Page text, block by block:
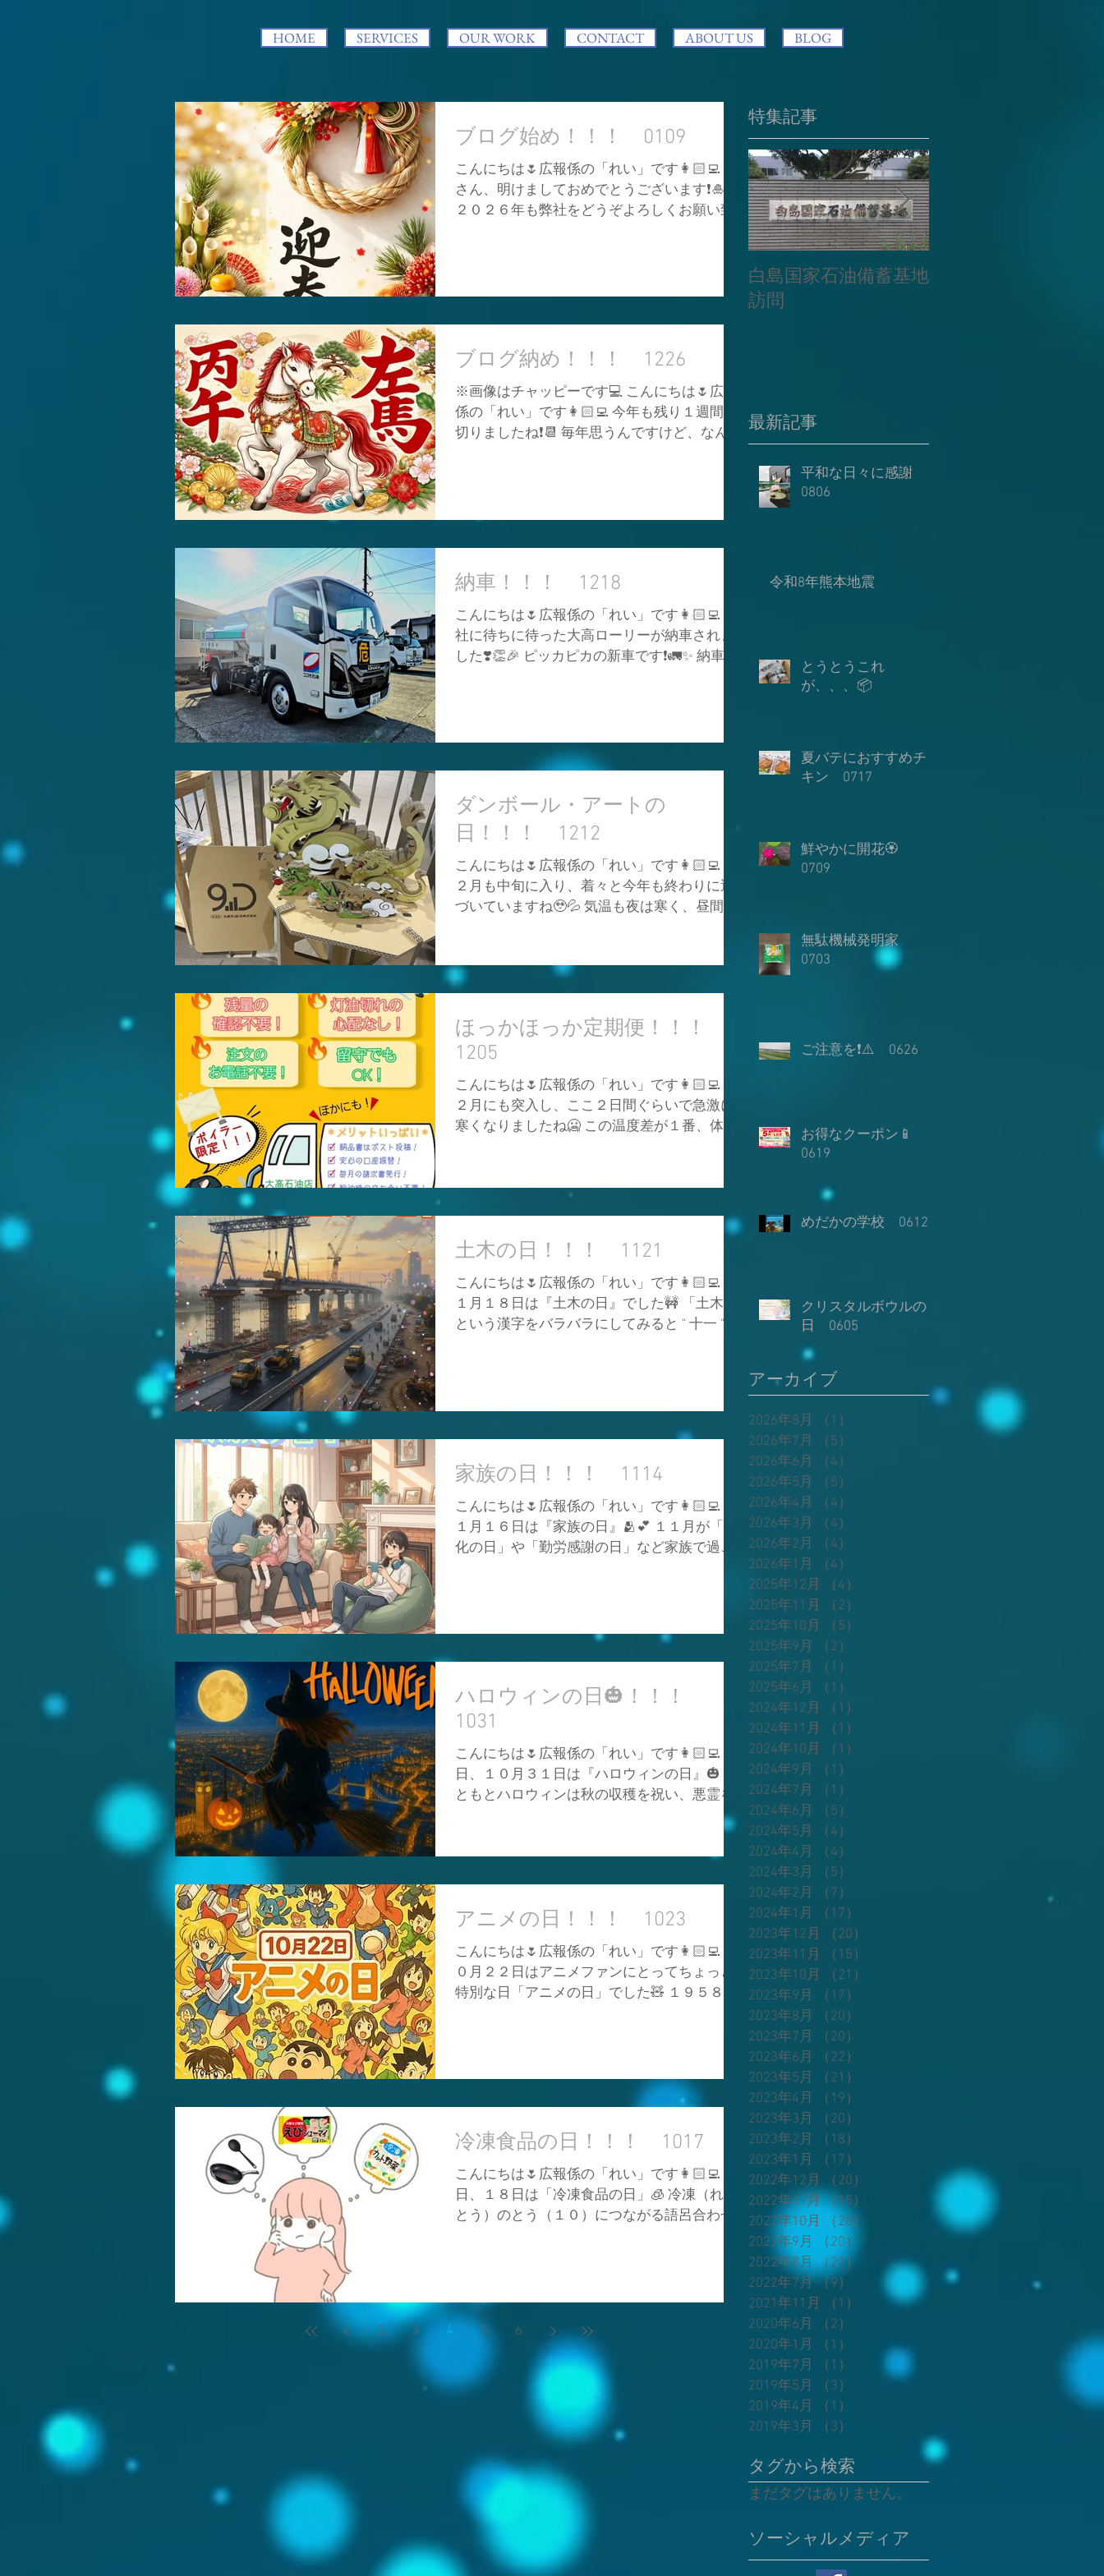
HOME SERVICES OUR WORK CONTACT ABOUT US BLOG
ブログ始め！！！ 0109
こんにちは🌷広報係の「れい」です👩🏻‍💻 皆
さん、明けましておめでとうございます❗🎍✨
２０２６年も弊社をどうぞよろしくお願い致
しくブログを更新していきます🥰🌐✨ 基本、週
ましたか❓👀💭 ワタシは美味しいものをいっ
い「カニ」を思う存分食べて楽しみました🦀
💗 年末が近づいてくると「カニ食べたい！カ
ニ食べたい！」と連呼するぐらい大好きなん
で仕事始めは出来ましたでしょうか❓🫣✨ やは
ので、自分の身体に「ありがとう」を伝えて
ブログ納め！！！ 1226
※画像はチャッピーです💻 こんにちは🌷広報
係の「れい」です👩🏻‍💻 今年も残り１週間を
切りましたね❗📆 毎年思うんですけど、なんで
いってるんだな～と思いながら、一日一日を
ださいね🥰💗 嫌なことがあったとしてもポジ
すが、ただの午年ではないんです🫢🐎 十干
（じっかん）の「丙（ひのえ）」と十二支
（じゅうにし）の「午」が組み合わさった
れていき、プラスの意味に変わってきていま
す❗👏 丙（ひのえ）は「火の力」を表してお
勢いが高まり、太陽のようにエネルギーが満
ち溢れる年になると言われるようになりまし
た❗🐎🔥...
納車！！！ 1218
こんにちは🌷広報係の「れい」です👩🏻‍💻 弊
社に待ちに待った大高ローリーが納車されま
した❣️👏🎉 ピッカピカの新車です❗🚛✨ 納車ま
くなったのでかっこよさが増し増しです❗😍✨
人間で言うと「細マッチョ」ですね🤭💪
（笑） ↑この情報いらないですね（笑） この
大高ローリーを「細マッチョ号」と名付ける
ことにしました🤭💗 現在、繁忙期真っ只中な
のでこの「新車大高ローリー（細マッチョ
号）」でじゃんじゃん燃料配達行ってもらお
うと思います❗🚛🔥 きっと大活躍間違いなしで
務を全うしたいと思います😤✨ たくさんの配
達依頼お待ちしております❗🥰💗 配達の際に細
『月曜日～土曜日』・・・江の浦SS：１９時
まで、大牟田ルート１３SS：１９時３０
ダンボール・アートの
日！！！ 1212
こんにちは🌷広報係の「れい」です👩🏻‍💻 １
２月も中旬に入り、着々と今年も終わりに近
づいていますね🥹💦 気温も夜は寒く、昼間は
さて、本日１２月１２日は『ダンボール・ア
ートの日』です📦✨ 一般的には梱包材として
ボールがアートに変身する時代❗✨ 手に取りや
すく、加工しやすい素材として幅広いクリエ
ート素材”と言われています👦🏻👧🏻 ハサミや
カッター、ペンや絵の具さえあれば立体作品
まで作れるんです❗✂️ ダンボールで本格的なも
５月に九州新幹線の筑後船小屋駅の改札口に
九州ダンボール株式会社さんが作られた、ダ
ンボールアート「龍のオブジェ」が飾られて
いました🐉✨ 思わず写真をパシャリ❗📸✨ ダン
ボールとは思えない迫力ですよね❗✨ 現在も飾
られているかどうか分かりませんが、筑後船
小屋駅に
ほっかほっか定期便！！！
1205
こんにちは🌷広報係の「れい」です👩🏻‍💻 １
２月にも突入し、ここ２日間ぐらいで急激に
寒くなりましたね🥶 この温度差が１番、体調
で、加湿も忘れずに⚠️💧 ワタシは夜寝るとき
（笑） 首を温めると身体全体が冷えにくいそ
うです🫢✨ ↑ワタシの母情報です（笑） 間違
っていたらすみません🥲💦 さて、寒くなって
きたということは弊社の灯油定期配達サービ
ス『 ほっかほっか定期便 』が皆様のお役に立
てる時期ですね❗🚛🔥 このサービスは当社スタ
消されます🥰❣️ さらに！残量を確認する必要
がないので、大きな手間が省けるんです❗🤗 ほ
書発行 🔴安心の口座振替 🔴給油後に配達伝票
をポスト投函 🔴給油なしの場合は残量をポス
ト投函...
土木の日！！！ 1121
こんにちは🌷広報係の「れい」です👩🏻‍💻 １
１月１８日は『土木の日』でした🚧 「土木」
という漢字をバラバラにしてみると " 十一 " と
がないように思えますが、実はワタシたちに
とってすごく関わりのある言葉なんです🧐✨
や河川の安全対策、もちろんワタシたちが住
ているんです❗🚧 土木の現場で働いている方々
はどんな天気の日でも、どんな状況でも街の
安全と便利な暮らしが出来るように力を注い
がたくさんあります🤭✨ この記念日をきっか
んどが工事現場なので、土木関係の方々のお
かげです❗🚛🔥 感謝を忘れず、これからも燃
家族の日！！！ 1114
こんにちは🌷広報係の「れい」です👩🏻‍💻 １
１月１６日は『家族の日』🫂💕 １１月が「文
化の日」や「勤労感謝の日」など家族で過ご
れています🥰 前後２週間は「家族の週間」と
していますか❓ 忙しい毎日の中でつい後回し
になっていませんか❓💦 「おはよう」や「お
かえり」、「ありがとう」などの何気ない会
話、一緒にご飯を食べたり、そういう時間が
１番大切な瞬間ですよね😌💭💗 家族と離れて
暮らしている方はこの記念日をきっかけに、
いつも伝えられていない感謝の気持ちや「元
気にしてる？」などの連絡をしてみても良い
かもしれません🥰 気持ちは必ず届くと思いま
れるときにちゃんと伝えて、会話や食事など
は家族大好き人間なので
ハロウィンの日🎃！！！
1031
こんにちは🌷広報係の「れい」です👩🏻‍💻 本
日、１０月３１日は『ハロウィンの日』🎃 も
ともとハロウィンは秋の収穫を祝い、悪霊を
追い払うお祭りとして始まったそうです😈 今
では日本でも仮装を楽しんだり、友だち同士
でお菓子交換をしたり、カボチャ料理を食べ
をハロウィン仕様にしようかな~っと思ってま
いてワンタンスープを作ろうかなと😂🌟 いつ
もより時間はかかるんですけど、食べてくれ
る人が少しでも笑顔になってくれたら嬉しい
ウィンの飾りを置いてみたり、かぼちゃを使
ったスイーツを買って食べたりするのもオス
有する日でもあるので、是非皆さんもハロウ
ィンを感じて楽しい１日にしてください🥰🍭
💞 本日の画像もチャッピー（チャットＧＰ
Ｔ）に作成して
アニメの日！！！ 1023
こんにちは🌷広報係の「れい」です👩🏻‍💻 １
０月２２日はアニメファンにとってちょっと
特別な日「アニメの日」でした🧸 １９５８年
ャッピー（チャットＧＰＴ） '' に作成しても
らいました😆✨ 皆さんアニメは好きですか❓
ます😂💕 最近のアニメはほぼ知っていると言
トルアクション系、ミステリー系や医療薬学
系などなど、、、🎥 この記念日を妹に教えよ
うと思います🤗✨ 今の時代、アニメといえば
じるぐらいの存在になっているので本当にす
ごいです🌏❣️ アニメがきっかけで日本を好き
になってくれる外国人の方々が、たくさんい
らっしゃるそうです🥹❤️‍🔥 好きなアニメキャラ
クターのコスプレをしたりフィギュアを集
冷凍食品の日！！！ 1017
こんにちは🌷広報係の「れい」です👩🏻‍💻 明
日、１８日は「冷凍食品の日」🧊 冷凍（れい
とう）のとう（１０）につながる語呂合わせ
り「冷凍食品の美味しさを改めて感じてほし
い」という願いも込められています😌✨ 冷凍
食品を食卓に出すと「手抜き」と思われがち
ですが、最近の冷凍食品は技術もパワーアッ
プしていて味のクオリティも高くなっている
んです❣️✨ もちろん栄養も😌💕 電子レンジで
温めるだけで本格的な味が楽しめるものもた
くさんあります🥰 パラパラのチャーハンや餃
子、ラーメン、ピザなどなど、、、💭✨ 冷凍
野菜なども売ってあり、下ごしらえ不要でそ
のままスープや炒め物に使えるので料理の時
短にも役立ちます❗👏 ワタシも冷凍食品にはす
ごく助けてもらっているので、冷凍庫には常
備しています🥹 夜ご飯のサブメニューに「エ
2 3 4 5 6
特集記事
白島国家石油備蓄基地
訪問
最新記事
平和な日々に感謝
0806
令和8年熊本地震
とうとうこれ
が、、、📦
夏バテにおすすめチ
キン 0717
鮮やかに開花🏵️
0709
無駄機械発明家
0703
ご注意を❗⚠️ 0626
お得なクーポン📱
0619
めだかの学校 0612
クリスタルボウルの
日 0605
アーカイブ
2026年8月 （1）
2026年7月
（5）
2026年6月
（4）
2026年5月
（5）
2026年4月
（4）
2026年3月
（4）
2026年2月
（4）
2026年1月
（4）
2025年12月
（4）
2025年11月
（2）
2025年10月
（5）
2025年9月
（2）
2025年7月
（1）
2025年6月
（1）
2024年12月
（1）
2024年11月
（1）
2024年10月
（1）
2024年9月
（1）
2024年7月
（1）
2024年6月
（5）
2024年5月
（4）
2024年4月
（4）
2024年3月
（5）
2024年2月
（7）
2024年1月
（17）
2023年12月
（20）
2023年11月
（15）
2023年10月
（21）
2023年9月
（17）
2023年8月
（20）
2023年7月
（20）
2023年6月
（22）
2023年5月
（21）
2023年4月
（19）
2023年3月
（20）
2023年2月
（18）
2023年1月
（17）
2022年12月
（20）
20件の記事
2022年11月 （15）
2022年10月
（20）
20件の記事
2022年9月
（20）
2022年8月 （21）
21件の記事
2022年7月 （9）
2021年11月
（1）
1件の記事
2020年6月
（2）
2020年1月
（1）
1件の記事
2019年7月
（1）
2019年5月
（3）
2019年4月
（1）
2019年3月
（3）
タグから検索
まだタグはありません。
ソーシャルメディア